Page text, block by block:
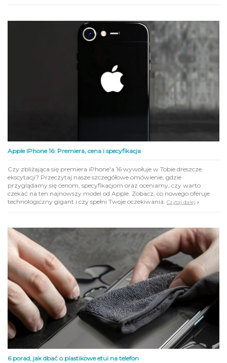
Apple iPhone 16: Premiera, cena i specyfikacja
Czy zbliżająca się premiera iPhone'a 16 wywołuje w Tobie dreszcze
ekscytacji? Przeczytaj nasze szczegółowe omówienie, gdzie
przyglądamy się cenom, specyfikacjom oraz oceniamy, czy warto
czekać na ten najnowszy model od Apple. Zobacz, co nowego oferuje
technologiczny gigant i czy spełni Twoje oczekiwania.
Czytaj dalej
6 porad, jak dbać o plastikowe etui na telefon